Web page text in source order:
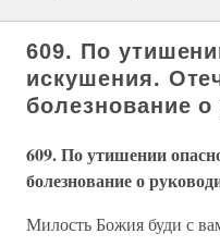
609. По
искушения.
болезнование
609. По утишении
болезнование о
Милость Божия буди с